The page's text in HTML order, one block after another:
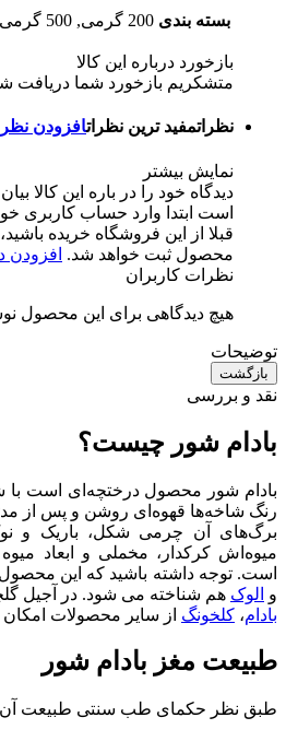
بسته بندی 200 گرمی, 500 گرمی, 1000 گرمی
بازخورد درباره این کالا
متشکریم بازخورد شما دریافت
نظراتمفید ترین نظراتافزودن
نمایش بیشتر
دیدگاه خود را در باره این کالا
است ابتدا وارد حساب کاربری
قبلا از این فروشگاه خریده
محصول ثبت خواهد شد. افزودن
نظرات کاربران
هیچ دیدگاهی برای این محصول
توضیحات
بازگشت
نقد و بررسی
بادام شور چیست؟
بادام شور محصول درختچه‌ای است با
رنگ شاخه‌ها قهوه‌ای روشن و پس از
برگ‌های آن چرمی شکل، باریک و
میوه‌اش کرکدار، مخملی و ابعاد
است. توجه داشته باشید که این محصول
و الوک هم شناخته می شود. در آجیل
بادام، کلخونگ از سایر محصولات امکان
طبیعت مغز بادام شور
طبق نظر حکمای طب سنتی طبیعت